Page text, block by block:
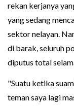
rekan kerjanya
yang sedang
sektor nelayan.
di barak, seluruh
diputus total
"Suatu ketika
teman saya lagi